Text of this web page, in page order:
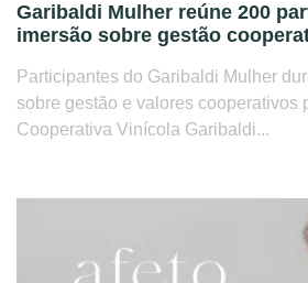
Garibaldi Mulher reúne 200
imersão sobre gestão
Participantes do Garibaldi Mulher
sobre gestão e valores cooperativos
Cooperativa Vinícola Garibaldi...